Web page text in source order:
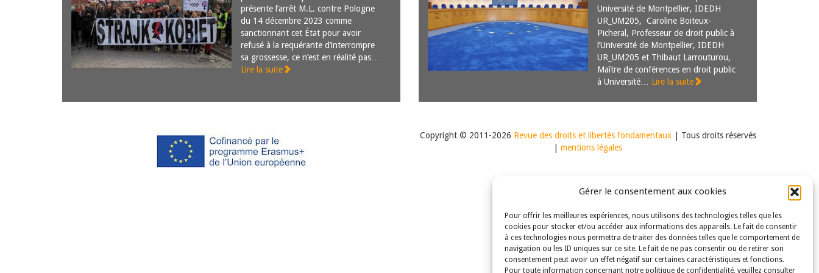
Gérer le consentement aux cookies
Pour offrir les meilleures expériences, nous utilisons des technologies telles que les
cookies pour stocker et/ou accéder aux informations des appareils. Le fait de consentir
à ces technologies nous permettra de traiter des données telles que le comportement de
navigation ou les ID uniques sur ce site. Le fait de ne pas consentir ou de retirer son
consentement peut avoir un effet négatif sur certaines caractéristiques et fonctions.
Pour toute information concernant notre politique de confidentialité, veuillez consulter
présente l’arrêt M.L. contre Pologne
du 14 décembre 2023 comme
sanctionnant cet État pour avoir
refusé à la requérante d’interrompre
sa grossesse, ce n’est en réalité pas…
Lire la suite
Université de Montpellier, IDEDH
UR_UM205, Caroline Boiteux-
Picheral, Professeur de droit public à
l’Université de Montpellier, IDEDH
UR_UM205 et Thibaut Larrouturou,
Maître de conférences en droit public
à Université… Lire la suite
Copyright © 2011-2026 Revue des droits et libertés fondamentaux| Tous droits réservés
mentions légales